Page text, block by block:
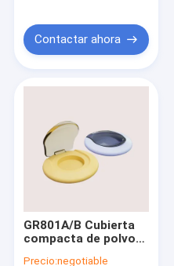
Contactar ahora
GR801A/B Cubierta
compacta de polvo
Precio:negotiable